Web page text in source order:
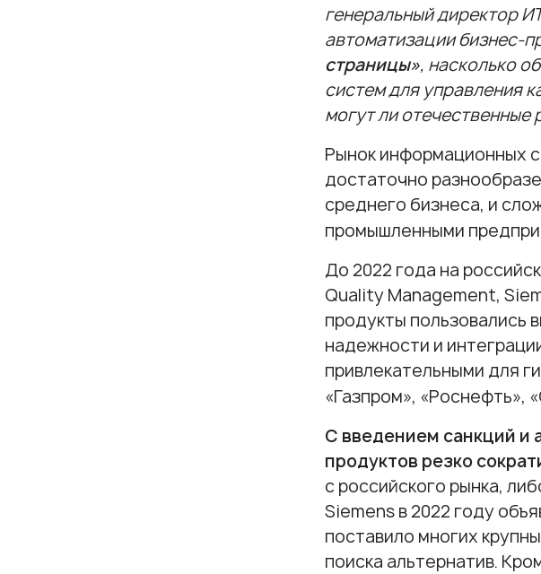
генеральный директор
автоматизации бизнес-
страницы», насколько
систем для управления
могут ли
Рынок информационных
достаточно
среднего бизнеса, и
промышленными
До 2022 года на
Quality Management,
продукты пользовались
надежности и
привлекательными для
«Газпром», «Роснефть»,
С введением санкций и
продуктов резко
с российского рынка,
Siemens в 2022 году
поставило многих
поиска альтернатив.